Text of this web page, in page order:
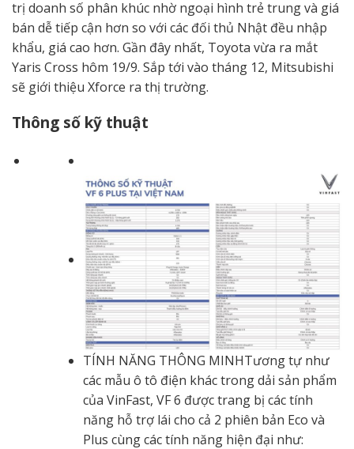
trị doanh số phân khúc nhờ ngoại hình trẻ trung và giá
bán dễ tiếp cận hơn so với các đối thủ Nhật đều nhập
khẩu, giá cao hơn. Gần đây nhất, Toyota vừa ra mắt
Yaris Cross hôm 19/9. Sắp tới vào tháng 12, Mitsubishi
sẽ giới thiệu Xforce ra thị trường.
Thông số kỹ thuật
TÍNH NĂNG THÔNG MINHTương tự như
các mẫu ô tô điện khác trong dải sản phẩm
của VinFast, VF 6 được trang bị các tính
năng hỗ trợ lái cho cả 2 phiên bản Eco và
Plus cùng các tính năng hiện đại như: